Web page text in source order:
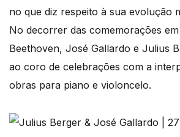
no que diz respeito à sua evolução
No decorrer das comemorações
Beethoven, José Gallardo e Julius
ao coro de celebrações com a
obras para piano e violoncelo.